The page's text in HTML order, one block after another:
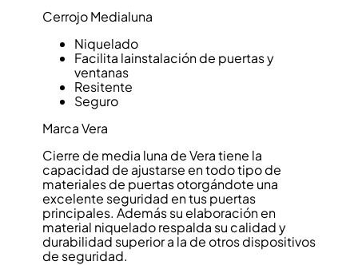
Cerrojo Medialuna
Niquelado
Facilita lainstalación de puertas y
ventanas
Resitente
Seguro
Marca Vera
Cierre de media luna de Vera tiene la
capacidad de ajustarse en todo tipo de
materiales de puertas otorgándote una
excelente seguridad en tus puertas
principales. Además su elaboración en
material niquelado respalda su calidad y
durabilidad superior a la de otros dispositivos
de seguridad.